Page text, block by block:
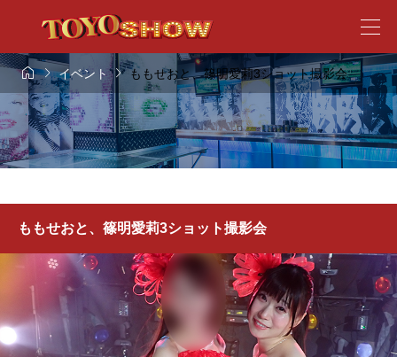
イベントももせおと、篠明愛莉3ショット撮影会
ももせおと、篠明愛莉3ショット撮影会